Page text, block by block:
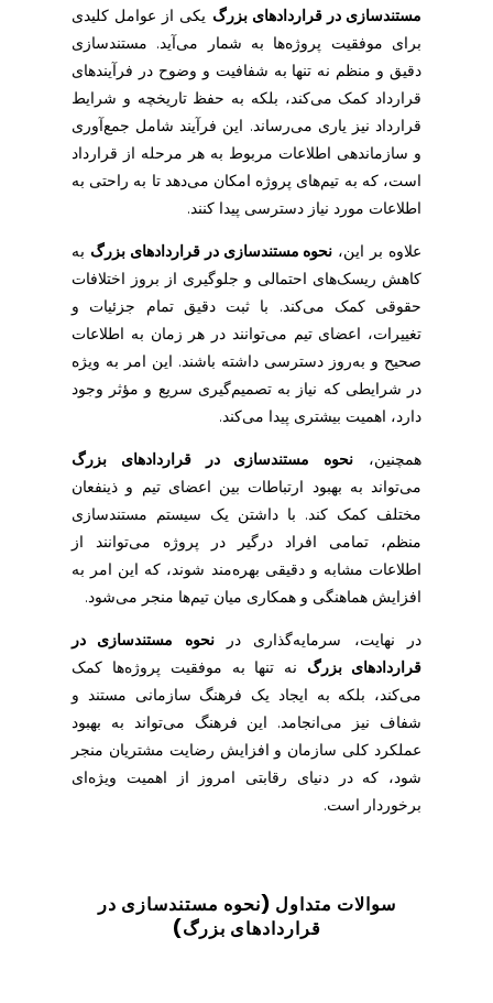
مستندسازی در قراردادهای بزرگ یکی از عوامل کلیدی
برای موفقیت پروژه‌ها به شمار می‌آید. مستندسازی
دقیق و منظم نه تنها به شفافیت و وضوح در فرآیندهای
قرارداد کمک می‌کند، بلکه به حفظ تاریخچه و شرایط
قرارداد نیز یاری می‌رساند. این فرآیند شامل جمع‌آوری
و سازماندهی اطلاعات مربوط به هر مرحله از قرارداد
است، که به تیم‌های پروژه امکان می‌دهد تا به راحتی به
اطلاعات مورد نیاز دسترسی پیدا کنند.
علاوه بر این، نحوه مستندسازی در قراردادهای بزرگ به
کاهش ریسک‌های احتمالی و جلوگیری از بروز اختلافات
حقوقی کمک می‌کند. با ثبت دقیق تمام جزئیات و
تغییرات، اعضای تیم می‌توانند در هر زمان به اطلاعات
صحیح و به‌روز دسترسی داشته باشند. این امر به ویژه
در شرایطی که نیاز به تصمیم‌گیری سریع و مؤثر وجود
دارد، اهمیت بیشتری پیدا می‌کند.
همچنین، نحوه مستندسازی در قراردادهای بزرگ
می‌تواند به بهبود ارتباطات بین اعضای تیم و ذینفعان
مختلف کمک کند. با داشتن یک سیستم مستندسازی
منظم، تمامی افراد درگیر در پروژه می‌توانند از
اطلاعات مشابه و دقیقی بهره‌مند شوند، که این امر به
افزایش هماهنگی و همکاری میان تیم‌ها منجر می‌شود.
در نهایت، سرمایه‌گذاری درنحوه مستندسازی در
قراردادهای بزرگ نه تنها به موفقیت پروژه‌ها کمک
می‌کند، بلکه به ایجاد یک فرهنگ سازمانی مستند و
شفاف نیز می‌انجامد. این فرهنگ می‌تواند به بهبود
عملکرد کلی سازمان و افزایش رضایت مشتریان منجر
شود، که در دنیای رقابتی امروز از اهمیت ویژه‌ای
برخوردار است.
سوالات متداول (نحوه مستندسازی در
قراردادهای بزرگ)